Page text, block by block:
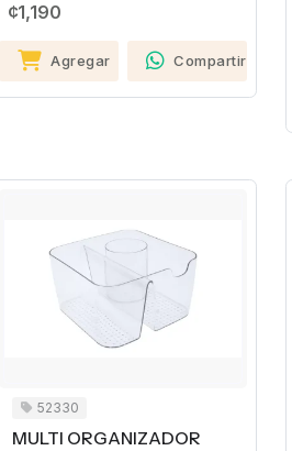
¢1,190
Agregar Compartir
52330
MULTI ORGANIZADOR